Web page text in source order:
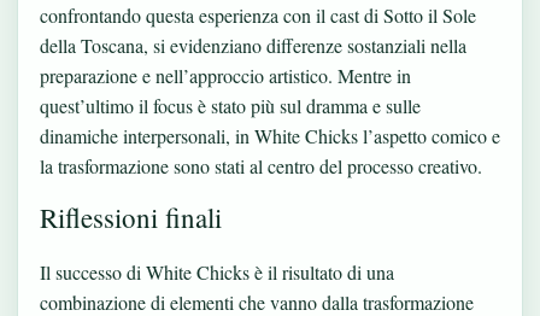
confrontando questa esperienza con il cast di Sotto il Sole
della Toscana, si evidenziano differenze sostanziali nella
preparazione e nell’approccio artistico. Mentre in
quest’ultimo il focus è stato più sul dramma e sulle
dinamiche interpersonali, in White Chicks l’aspetto comico e
la trasformazione sono stati al centro del processo creativo.
Riflessioni finali
Il successo di White Chicks è il risultato di una
combinazione di elementi che vanno dalla trasformazione